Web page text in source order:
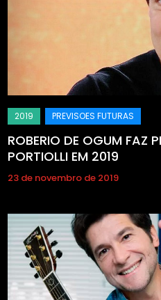
ROBERIO DE OGUM FAZ
PORTIOLLI EM 2019
23 de novembro de 2019